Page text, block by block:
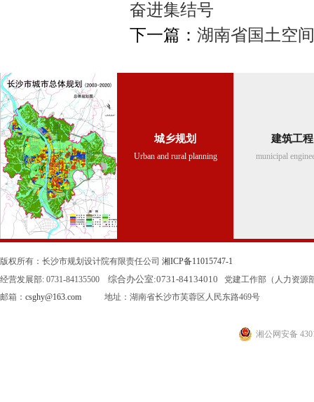
奋进集结号
下一篇： 湖南省国土空
城乡规划
Urban and rural planning
建筑工程
municipal
版权所有：长沙市规划设计院有限责任公司 湘ICP备11015747-1
经营发展部: 0731-84135500 综合办公室:0731-84134010
党建工作部（人力资源
邮箱： csghy@163.com 地址：湖南省长沙市芙蓉区人民东路469号
湘公网安备